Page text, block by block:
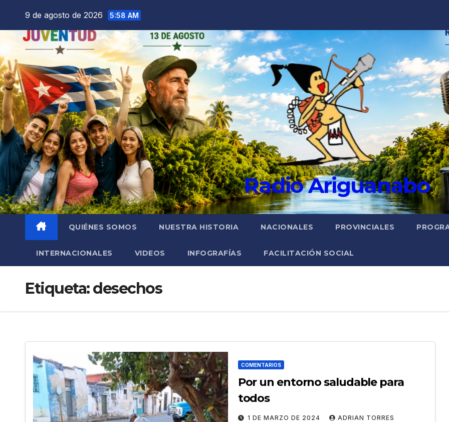
9 de agosto de 2026 5:58 AM
Radio Ariguanabo
QUIÉNES SOMOS NUESTRA HISTORIA NACIONALES PROVINCIALES
INTERNACIONALES VIDEOS INFOGRAFÍAS FACILITACIÓN SOCIAL
Etiqueta:desechos
COMENTARIOS
Por un entorno saludable para
todos
1 DE MARZO DE 2024 ADRIAN TORRES